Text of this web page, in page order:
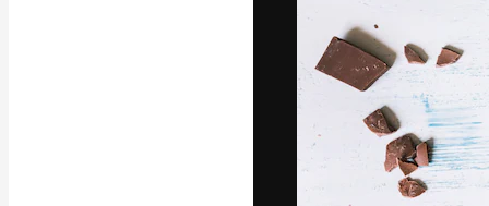
La
migliori lavori.
creativi,
Italiano